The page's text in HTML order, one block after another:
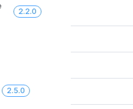
2.2.0
2.5.0
v-model